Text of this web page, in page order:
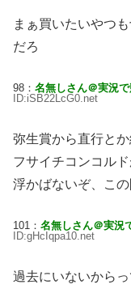
まぁ買いたいやつ
だろ
98： 名無しさん＠実況
ID:iSB22LcG0.net
弥生賞から直行と
フサイチコンコル
浮かばないぞ、こ
101： 名無しさん＠実況
ID:gHcIqpa10.net
過去にいないからっ